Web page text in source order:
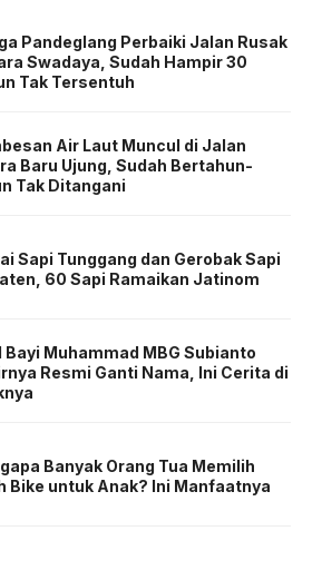
Pandeglang Perbaiki Jalan Rusak
Swadaya, Sudah Hampir 30
Tak Tersentuh
Air Laut Muncul di Jalan
Baru Ujung, Sudah Bertahun-
Tak Ditangani
Sapi Tunggang dan Gerobak Sapi
60 Sapi Ramaikan Jatinom
Bayi Muhammad MBG Subianto
Resmi Ganti Nama, Ini Cerita di
Banyak Orang Tua Memilih
Bike untuk Anak? Ini Manfaatnya